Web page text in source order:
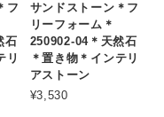
フ
石
リ
サンドストーン＊フ
リーフォーム＊
250902-04＊天然石
＊置き物＊インテリ
アストーン
¥3,530